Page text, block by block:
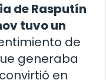
de Rasputín
tuvo un
de
generaba
en